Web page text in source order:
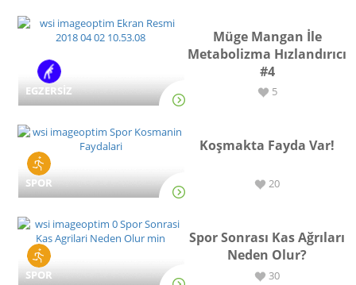
EGZERSİZ
Müge Mangan İle
Metabolizma Hızlandırıcı
#4
5
SPOR
Koşmakta Fayda Var!
20
SPOR
Spor Sonrası Kas Ağrıları
Neden Olur?
30